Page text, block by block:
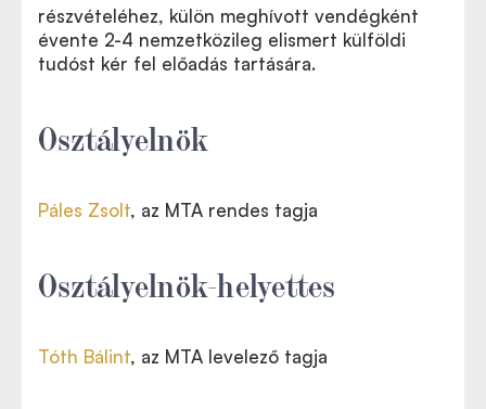
részvételéhez, külön meghívott vendégként
évente 2-4 nemzetközileg elismert külföldi
tudóst kér fel előadás tartására.
Osztályelnök
Páles Zsolt, az MTA rendes tagja
Osztályelnök-helyettes
Tóth Bálint, az MTA levelező tagja